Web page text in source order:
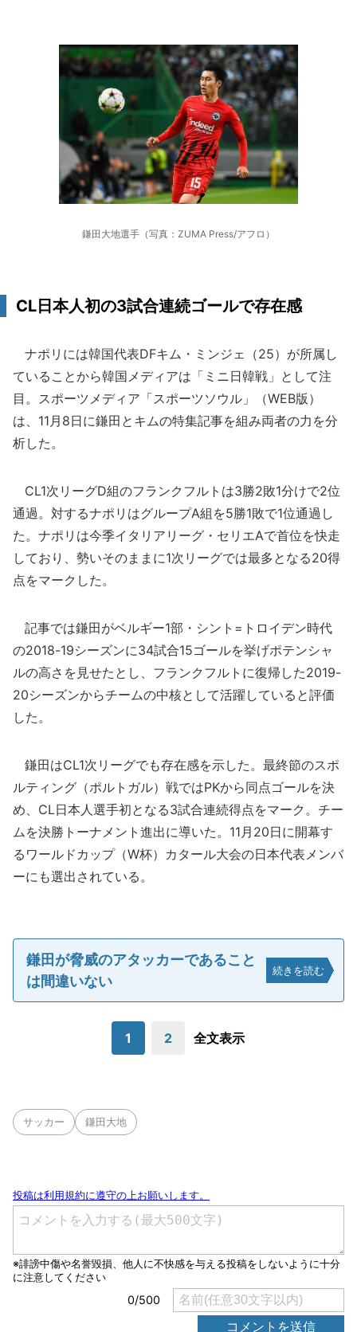
鎌田大地選手（写真：ZUMA Press/アフロ）
CL日本人初の3試合連続ゴールで存在感
ナポリには韓国代表DFキム・ミンジェ（25）が所属し
ていることから韓国メディアは「ミニ日韓戦」として注
目。スポーツメディア「スポーツソウル」（WEB版）
は、11月8日に鎌田とキムの特集記事を組み両者の力を分
析した。
CL1次リーグD組のフランクフルトは3勝2敗1分けで2位
通過。対するナポリはグループA組を5勝1敗で1位通過し
た。ナポリは今季イタリアリーグ・セリエAで首位を快走
しており、勢いそのままに1次リーグでは最多となる20得
点をマークした。
記事では鎌田がベルギー1部・シント=トロイデン時代
の2018-19シーズンに34試合15ゴールを挙げポテンシャ
ルの高さを見せたとし、フランクフルトに復帰した2019-
20シーズンからチームの中核として活躍していると評価
した。
鎌田はCL1次リーグでも存在感を示した。最終節のスポ
ルティング（ポルトガル）戦ではPKから同点ゴールを決
め、CL日本人選手初となる3試合連続得点をマーク。チー
ムを決勝トーナメント進出に導いた。11月20日に開幕す
るワールドカップ（W杯）カタール大会の日本代表メンバ
ーにも選出されている。
鎌田が脅威のアタッカーであること
は間違いない
続きを読む
1 2 全文表示
サッカー 鎌田大地